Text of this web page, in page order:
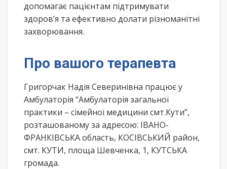
допомагає пацієнтам підтримувати
здоров’я та ефективно долати різноманітні
захворювання.
Про вашого терапевта
Григорчак Надія Северинівна працює у
Амбулаторія “Амбулаторія загальної
практики – сімейної медицини смт.Кути”,
розташованому за адресою: ІВАНО-
ФРАНКІВСЬКА область, КОСІВСЬКИЙ район,
смт. КУТИ, площа Шевченка, 1, КУТСЬКА
громада.